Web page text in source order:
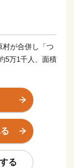
村が合併し「つ
5万1千人、面積
ます。小貝川
陵部は、畑地、
近郊都市に位
道294号線、
る